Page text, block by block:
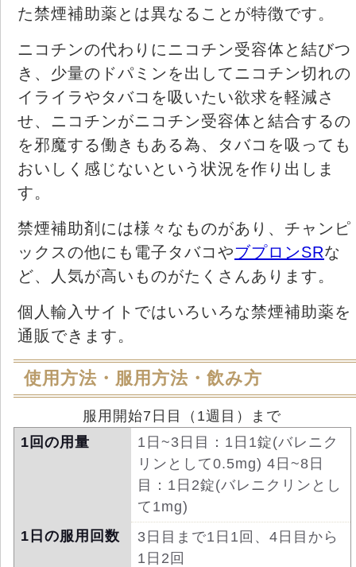
た禁煙補助薬とは異なることが特徴です。
ニコチンの代わりにニコチン受容体と結びつ
き、少量のドパミンを出してニコチン切れの
イライラやタバコを吸いたい欲求を軽減さ
せ、ニコチンがニコチン受容体と結合するの
を邪魔する働きもある為、タバコを吸っても
おいしく感じないという状況を作り出しま
す。
禁煙補助剤には様々なものがあり、チャンピ
ックスの他にも電子タバコやブプロンSRな
ど、人気が高いものがたくさんあります。
個人輸入サイトではいろいろな禁煙補助薬を
通販できます。
使用方法・服用方法・飲み方
服用開始7日目（1週目）まで
1回の用量
1日~3日目：1日1錠(バレニク
リンとして0.5mg) 4日~8日
目：1日2錠(バレニクリンとし
て1mg)
1日の服用回数
3日目まで1日1回、4日目から
1日2回